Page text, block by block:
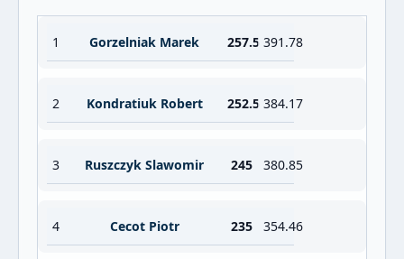
1 Gorzelniak Marek 257.5 391.78
2 Kondratiuk Robert 252.5 384.17
3 Ruszczyk Slawomir 245 380.85
4 Cecot Piotr 235 354.46